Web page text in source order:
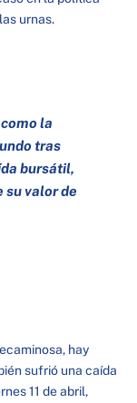
urnas.
la
tras
bursátil,
su valor de
hay
sufrió una caída
11 de abril,